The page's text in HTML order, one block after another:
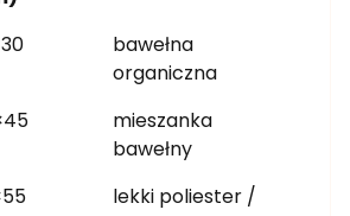
bawełna
organiczna
mieszanka
bawełny
lekki poliester /